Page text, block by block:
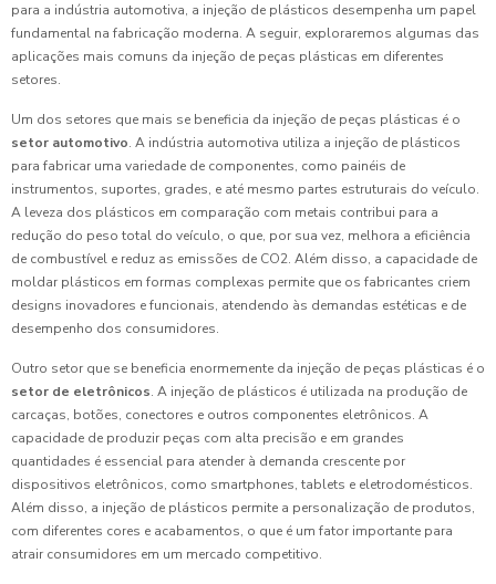
para a indústria automotiva, a injeção de plásticos desempenha um papel
fundamental na fabricação moderna. A seguir, exploraremos algumas das
aplicações mais comuns da injeção de peças plásticas em diferentes
setores.
Um dos setores que mais se beneficia da injeção de peças plásticas é o
setor automotivo. A indústria automotiva utiliza a injeção de plásticos
para fabricar uma variedade de componentes, como painéis de
instrumentos, suportes, grades, e até mesmo partes estruturais do veículo.
A leveza dos plásticos em comparação com metais contribui para a
redução do peso total do veículo, o que, por sua vez, melhora a eficiência
de combustível e reduz as emissões de CO2. Além disso, a capacidade de
moldar plásticos em formas complexas permite que os fabricantes criem
designs inovadores e funcionais, atendendo às demandas estéticas e de
desempenho dos consumidores.
Outro setor que se beneficia enormemente da injeção de peças plásticas é o
setor de eletrônicos. A injeção de plásticos é utilizada na produção de
carcaças, botões, conectores e outros componentes eletrônicos. A
capacidade de produzir peças com alta precisão e em grandes
quantidades é essencial para atender à demanda crescente por
dispositivos eletrônicos, como smartphones, tablets e eletrodomésticos.
Além disso, a injeção de plásticos permite a personalização de produtos,
com diferentes cores e acabamentos, o que é um fator importante para
atrair consumidores em um mercado competitivo.